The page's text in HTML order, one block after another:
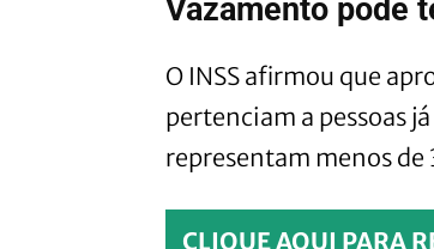
Vazamento pode
O INSS afirmou que
pertenciam a pessoas
representam menos de
CLIQUE AQUI PARA